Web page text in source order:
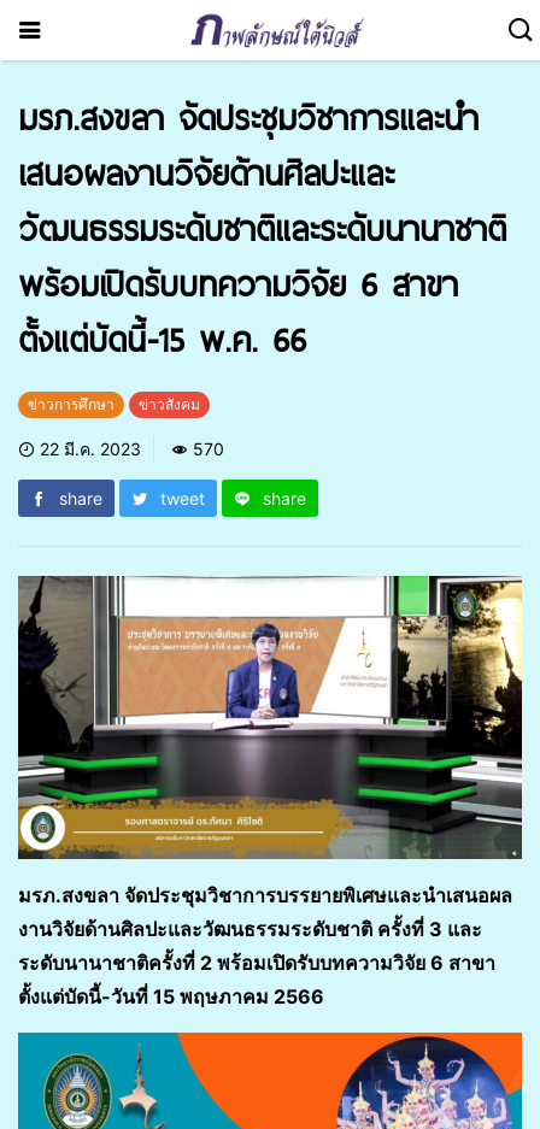
มรภ.สงขลา จัดประชุมวิชาการและนำ
เสนอผลงานวิจัยด้านศิลปะและ
วัฒนธรรมระดับชาติและระดับนานาชาติ
พร้อมเปิดรับบทความวิจัย 6 สาขา
ตั้งแต่บัดนี้-15 พ.ค. 66
ข่าวการศึกษา ข่าวสังคม
22 มี.ค. 2023 570
share tweet share
มรภ.สงขลา จัดประชุมวิชาการบรรยายพิเศษและนำเสนอผล
งานวิจัยด้านศิลปะและวัฒนธรรมระดับชาติ ครั้งที่ 3 และ
ระดับนานาชาติครั้งที่ 2 พร้อมเปิดรับบทความวิจัย 6 สาขา
ตั้งแต่บัดนี้-วันที่ 15 พฤษภาคม 2566